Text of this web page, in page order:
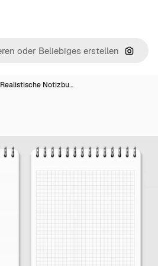
Nach
Realistische Notizbu…